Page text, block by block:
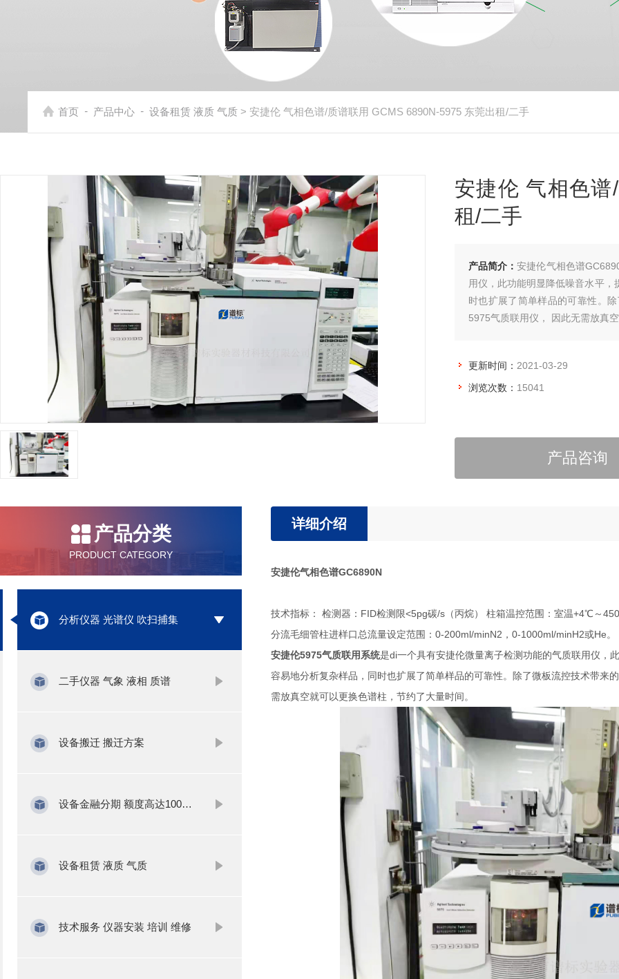
首页 - 产品中心 - 设备租赁 液质 气质 > 安捷伦 气相色谱/质谱联用 GCMS 6890N-5975 东莞出租/二手
安捷伦 气相色谱
租/二手
产品简介： 安捷伦气相色谱
用仪，此功能明显降低噪音水平
时也扩展了简单样品的可靠性。
5975气质联用仪， 因此无需放真
更新时间： 2021-03-29
浏览次数： 15041
产品咨询
产品分类
PRODUCT CATEGORY
分析仪器 光谱仪 吹扫捕集
二手仪器 气象 液相 质谱
设备搬迁 搬迁方案
设备金融分期 额度高达1000万
设备租赁 液质 气质
技术服务 仪器安装 培训 维修
详细介绍
安捷伦气相色谱GC6890N
技术指标： 检测器：FID检测限<5pg碳/s（丙烷） 柱箱温控范围：室温+4℃～
分流毛细管柱进样口总流量设定范围：0-200ml/minN2，0-1000ml/minH2或He。
安捷伦5975气质联用系统是di一个具有安捷伦微量离子检测功能的气质联用仪，
容易地分析复杂样品，同时也扩展了简单样品的可靠性。除了微板流控技术带
需放真空就可以更换色谱柱，节约了大量时间。